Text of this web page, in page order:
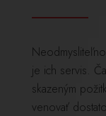
je ich servis.
skazeným
venovať